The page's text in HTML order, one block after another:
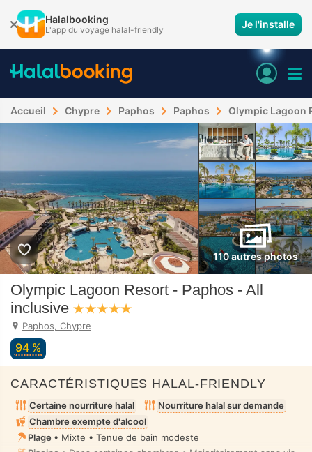
Halalbooking
L'app du voyage halal-friendly Je l'installe
Accueil Chypre Paphos Paphos Olympic Lagoon
110 autres photos
Olympic Lagoon Resort - Paphos - All
inclusive
Paphos, Chypre
94 %
CARACTÉRISTIQUES HALAL-FRIENDLY
Certaine nourriture halal
Nourriture halal sur demande
Chambre exempte d'alcool
Plage • Mixte • Tenue de bain modeste